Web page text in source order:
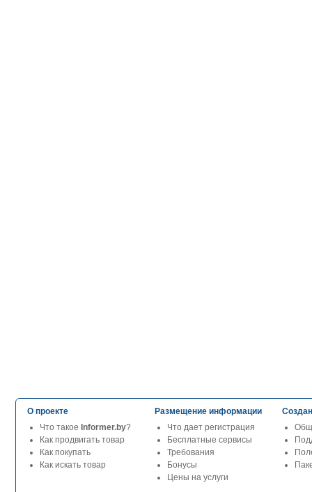
О проекте
Что такое Informer.by?
Как продвигать товар
Как покупать
Как искать товар
Размещение информации
Что дает регистрация
Бесплатные сервисы
Требования
Бонусы
Цены на услуги